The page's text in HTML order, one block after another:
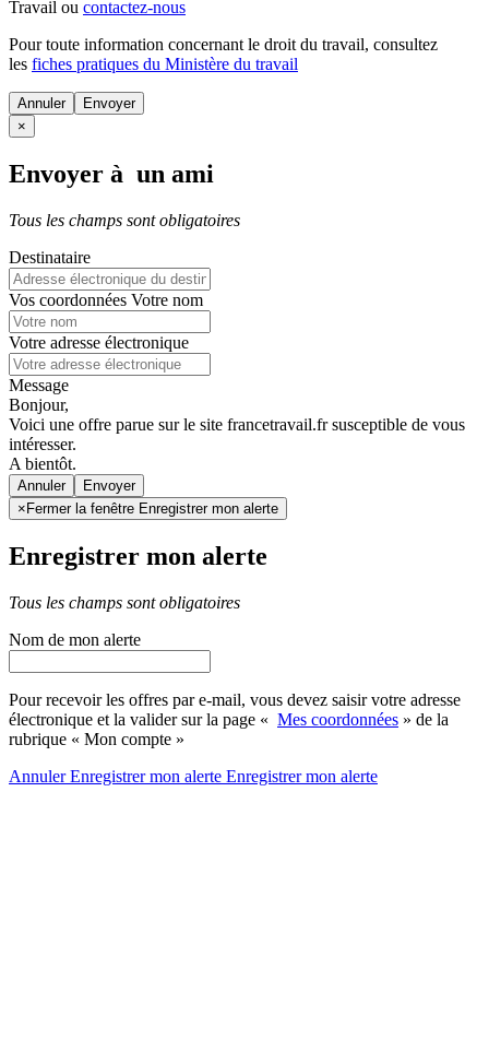
Travail ou contactez-nous
Pour toute information concernant le droit du travail, consultez
les fiches pratiques du Ministère du travail
Annuler
×
Envoyer à un ami
Tous les champs sont obligatoires
Destinataire
Vos coordonnées Votre nom
Votre adresse électronique
Message
Bonjour,
Voici une offre parue sur le site francetravail.fr susceptible de vous
intéresser.
A bientôt.
Annuler
× Fermer la fenêtre Enregistrer mon alerte
Enregistrer mon alerte
Tous les champs sont obligatoires
Nom de mon alerte
Pour recevoir les offres par e-mail, vous devez saisir votre adresse
électronique et la valider sur la page « Mes coordonnées » de la
rubrique « Mon compte »
AnnulerEnregistrer mon alerte Enregistrermon alerte